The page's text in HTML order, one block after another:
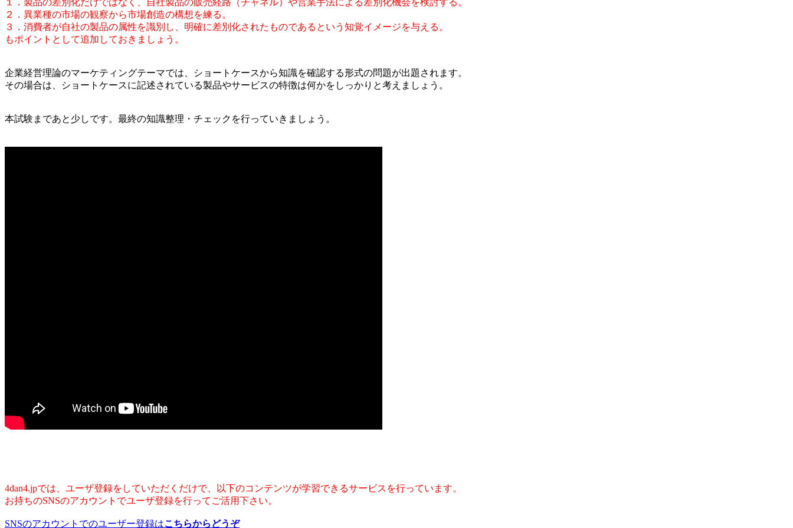
２．異業種の市場の観察から市場創造の構想を練る。
３．消費者が自社の製品の属性を識別し、明確に差別化されたものであるという知覚イメージを与える。
もポイントとして追加しておきましょう。
企業経営理論のマーケティングテーマでは、ショートケースから知識を確認する形式の問題が出題されます。
その場合は、ショートケースに記述されている製品やサービスの特徴は何かをしっかりと考えましょう。
本試験まであと少しです。最終の知識整理・チェックを行っていきましょう。
4dan4.jpでは、ユーザ登録をしていただくだけで、以下のコンテンツが学習できるサービスを行っています。
お持ちのSNSのアカウントでユーザ登録を行ってご活用下さい。
SNSのアカウントでのユーザー登録はこちらからどうぞ